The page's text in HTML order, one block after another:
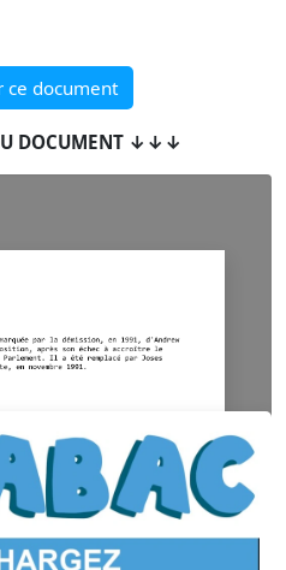
ce document
DOCUMENT ↓↓↓